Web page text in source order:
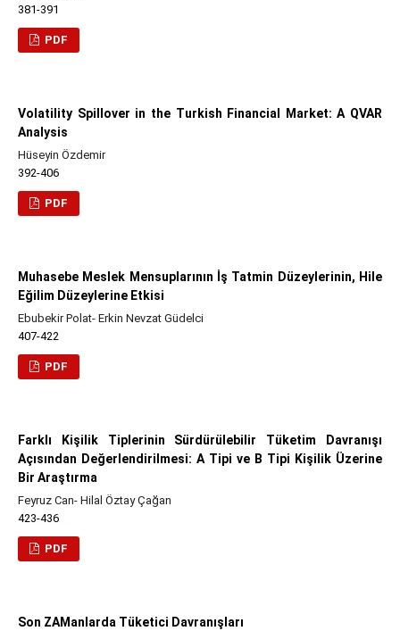
381-391
PDF
Volatility Spillover in the Turkish Financial Market: A QVAR
Analysis
Hüseyin Özdemir
392-406
PDF
Muhasebe Meslek Mensuplarının İş Tatmin Düzeylerinin, Hile
Eğilim Düzeylerine Etkisi
Ebubekir Polat- Erkin Nevzat Güdelci
407-422
PDF
Farklı Kişilik Tiplerinin Sürdürülebilir Tüketim Davranışı
Açısından Değerlendirilmesi: A Tipi ve B Tipi Kişilik Üzerine
Bir Araştırma
Feyruz Can- Hilal Öztay Çağan
423-436
PDF
Son ZAManlarda Tüketici Davranışları